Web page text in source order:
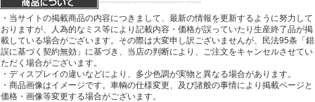
・当サイトの掲載商品の内容につきまして、最新の情報を更新するように努力して
おりますが、人為的なミス等により記載内容・価格が誤っていたり生産終了品が掲
載している場合がございます。その際は大変申し訳ございませんが、民法95条「錯
誤に基づく契約無効」に基づき、当店の判断により、ご注文をキャンセルさせてい
ただく場合がございます。
・ディスプレイの違いなどにより、多少色調が実物と異なる場合があります。
・商品画像はイメージです。車輌の仕様変更、及び諸般の事情により掲載ページと
価格・画像等変更する場合がございます。